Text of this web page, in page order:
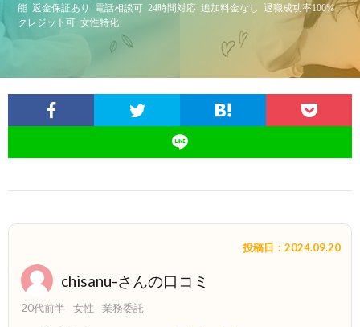
能 返金保証あり 電話相談可 24時間対応 追加料金なし
退職成功率100%
クレジット可 女性特化
chisanu-さんの口コミ
投稿日：2024.09.20
20代前半 女性 業務委託